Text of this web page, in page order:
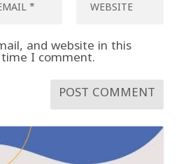
and website in this
I comment.